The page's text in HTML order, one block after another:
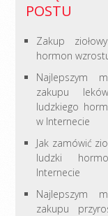
POSTU
Zakup
hormon
Najlepszym
zakupu
ludzkiego
w Internecie
Jak zamówić
ludzki
Internecie
Najlepszym
zakupu